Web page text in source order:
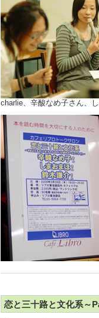
charlie、辛酸なめ子さん、
恋と三十路と文化系～